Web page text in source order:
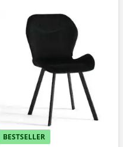
BESTSELLER